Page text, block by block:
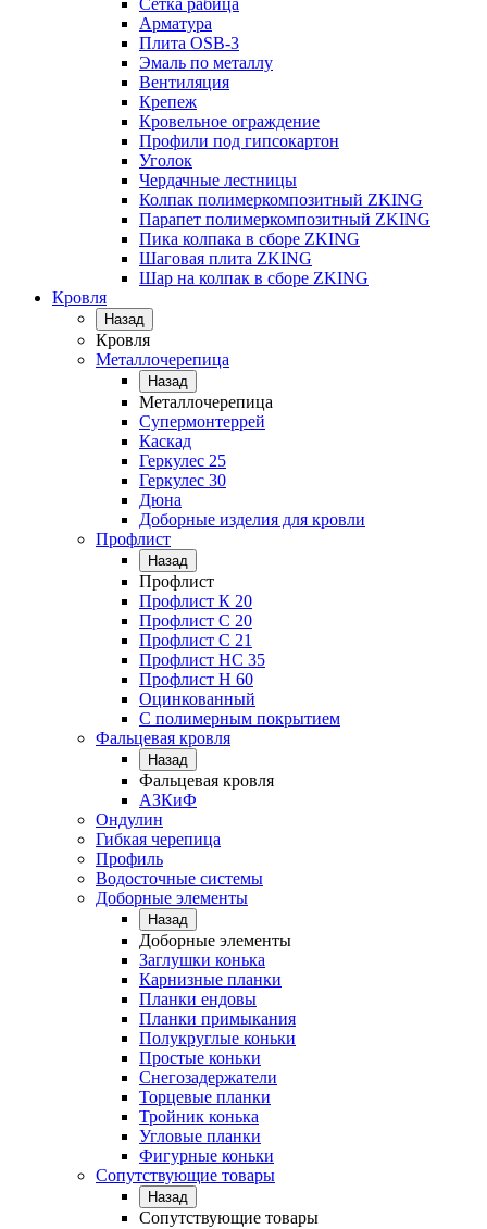
Сетка рабица
Арматура
Плита OSB-3
Эмаль по металлу
Вентиляция
Крепеж
Кровельное ограждение
Профили под гипсокартон
Уголок
Чердачные лестницы
Колпак полимеркомпозитный ZKING
Парапет полимеркомпозитный ZKING
Пика колпака в сборе ZKING
Шаговая плита ZKING
Шар на колпак в сборе ZKING
Кровля
Назад
Кровля
Металлочерепица
Назад
Металлочерепица
Супермонтеррей
Каскад
Геркулес 25
Геркулес 30
Дюна
Доборные изделия для кровли
Профлист
Назад
Профлист
Профлист К 20
Профлист С 20
Профлист C 21
Профлист НС 35
Профлист Н 60
Оцинкованный
С полимерным покрытием
Фальцевая кровля
Назад
Фальцевая кровля
АЗКиФ
Ондулин
Гибкая черепица
Профиль
Водосточные системы
Доборные элементы
Назад
Доборные элементы
Заглушки конька
Карнизные планки
Планки ендовы
Планки примыкания
Полукруглые коньки
Простые коньки
Снегозадержатели
Торцевые планки
Тройник конька
Угловые планки
Фигурные коньки
Сопутствующие товары
Назад
Сопутствующие товары